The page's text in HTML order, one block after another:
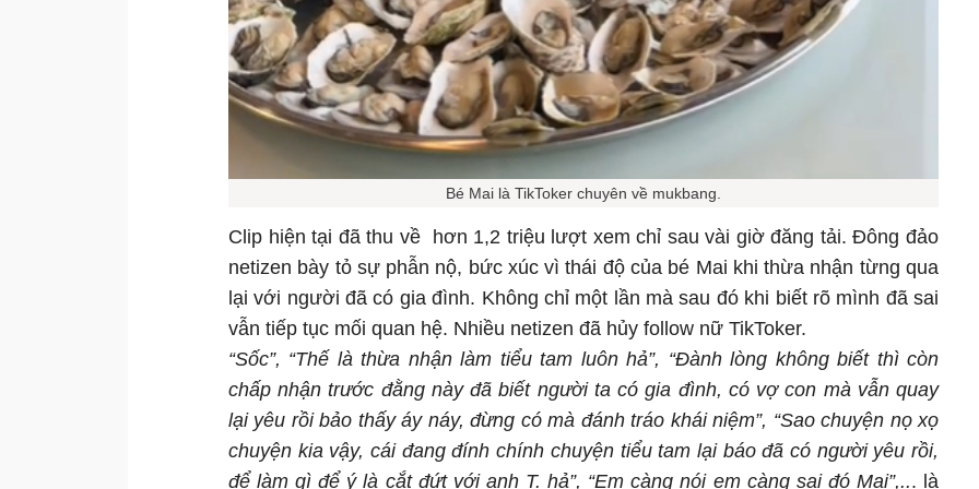
Bé Mai là TikToker chuyên về mukbang.
Clip hiện tại đã thu về hơn 1,2 triệu lượt xem chỉ sau vài giờ đăng tải. Đông đảo
netizen bày tỏ sự phẫn nộ, bức xúc vì thái độ của bé Mai khi thừa nhận từng qua
lại với người đã có gia đình. Không chỉ một lần mà sau đó khi biết rõ mình đã sai
vẫn tiếp tục mối quan hệ. Nhiều netizen đã hủy follow nữ TikToker.
“Sốc”, “Thế là thừa nhận làm tiểu tam luôn hả”, “Đành lòng không biết thì còn
chấp nhận trước đằng này đã biết người ta có gia đình, có vợ con mà vẫn quay
lại yêu rồi bảo thấy áy náy, đừng có mà đánh tráo khái niệm”, “Sao chuyện nọ xọ
chuyện kia vậy, cái đang đính chính chuyện tiểu tam lại báo đã có người yêu rồi,
để làm gì để ý là cắt đứt với anh T. hả”, “Em càng nói em càng sai đó Mai”,... là